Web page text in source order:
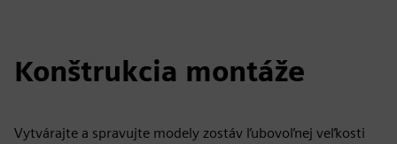
Konštrukcia montáže
Vytvárajte a spravujte modely zostáv ľubovoľnej veľkosti